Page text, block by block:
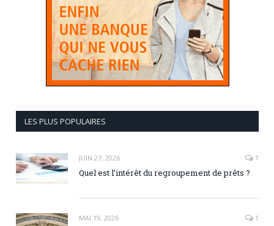
LES PLUS POPULAIRES
JUIN 27, 2026 1
Quel est l’intérêt du regroupement de prêts ?
MAI 19, 2026 1